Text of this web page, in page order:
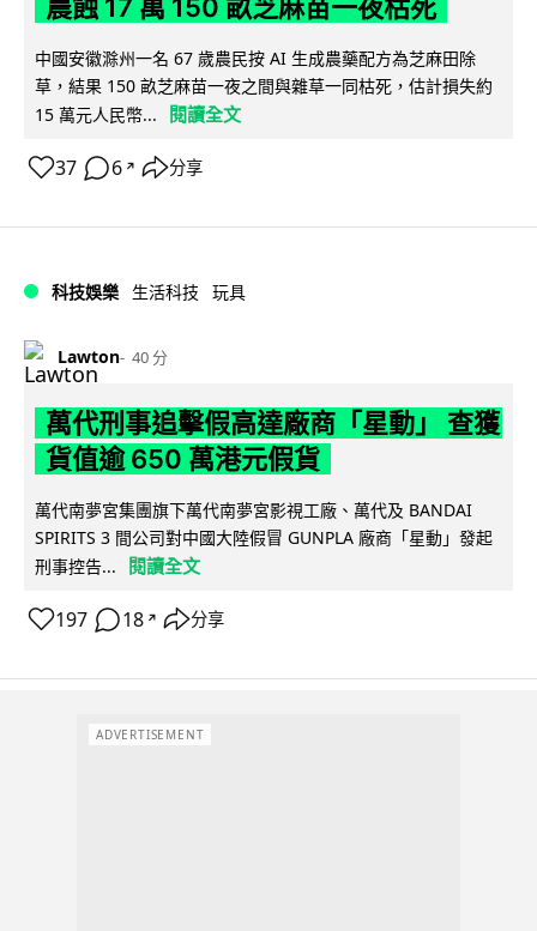
農蝕 17 萬 150 畝芝麻苗一夜枯死
中國安徽滁州一名 67 歲農民按 AI 生成農藥配方為芝麻田除
草，結果 150 畝芝麻苗一夜之間與雜草一同枯死，估計損失約
15 萬元人民幣...
閱讀全文
37 6 ↗ 分享
科技娛樂 生活科技 玩具
Lawton 40 分
萬代刑事追擊假高達廠商「星動」 查獲
貨值逾 650 萬港元假貨
萬代南夢宮集團旗下萬代南夢宮影視工廠、萬代及 BANDAI
SPIRITS 3 間公司對中國大陸假冒 GUNPLA 廠商「星動」發起
刑事控告...
閱讀全文
197 18 ↗ 分享
ADVERTISEMENT